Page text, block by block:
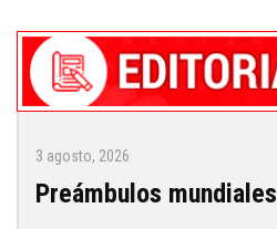
3 agosto, 2026
Preámbulos mundiales